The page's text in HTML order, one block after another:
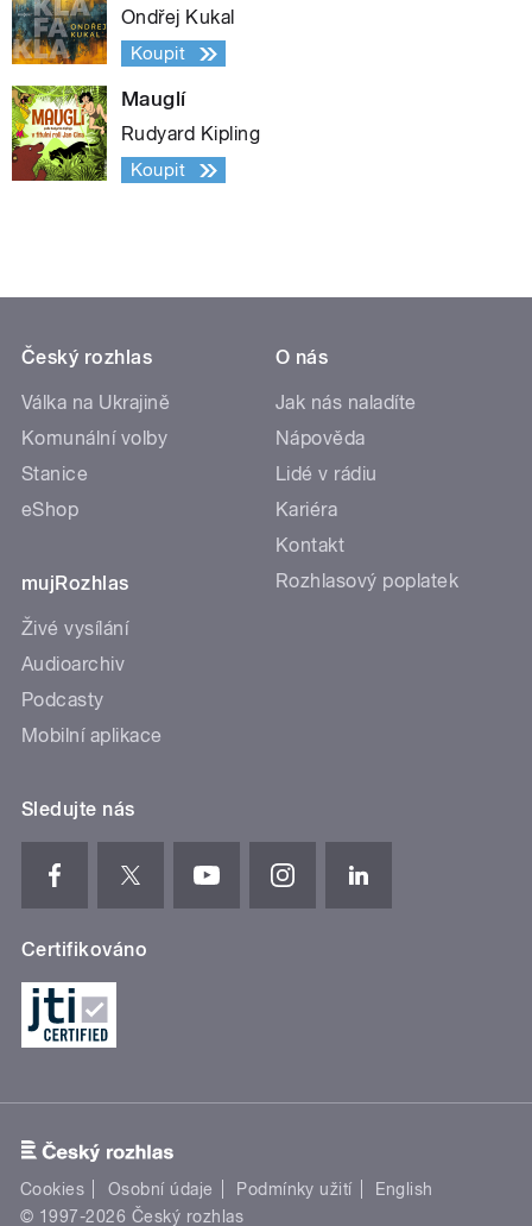
Ondřej Kukal
Koupit
Mauglí
Rudyard Kipling
Koupit
Český rozhlas
Válka na Ukrajině
Komunální volby
Stanice
eShop
mujRozhlas
Živé vysílání
Audioarchiv
Podcasty
Mobilní aplikace
O nás
Jak nás naladíte
Nápověda
Lidé v rádiu
Kariéra
Kontakt
Rozhlasový poplatek
Sledujte nás
Certifikováno
Cookies Osobní údaje Podmínky užití
English
© 1997-2026 Český rozhlas